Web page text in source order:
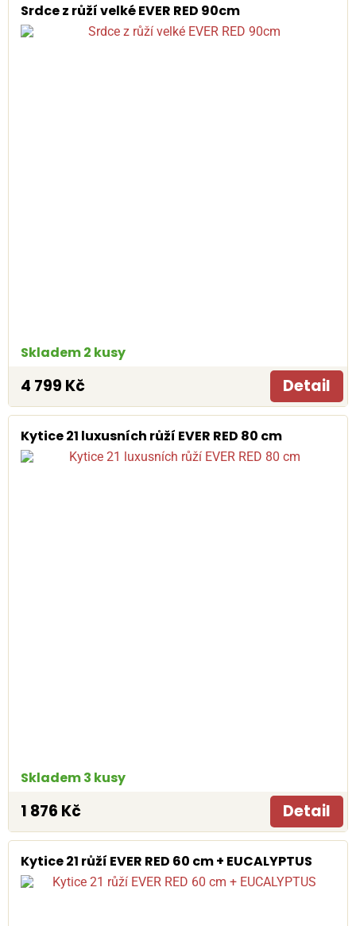
Srdce z růží velké EVER RED 90cm
Skladem 2 kusy
4 799 Kč Detail
Kytice 21 luxusních růží EVER RED 80 cm
Skladem 3 kusy
1 876 Kč Detail
Kytice 21 růží EVER RED 60 cm + EUCALYPTUS